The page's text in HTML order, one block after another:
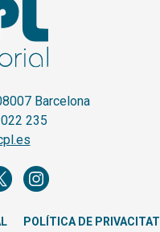
Barcelona
235
POLÍTICA DE PRIVACITAT